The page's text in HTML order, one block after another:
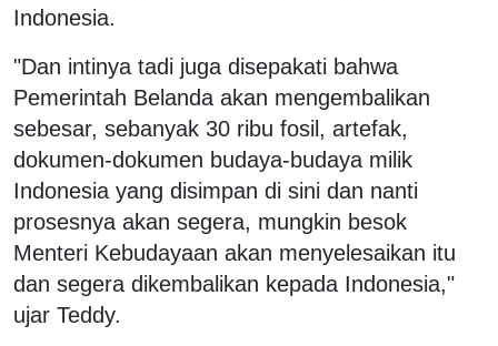
Indonesia.
"Dan intinya tadi juga disepakati bahwa
Pemerintah Belanda akan mengembalikan
sebesar, sebanyak 30 ribu fosil, artefak,
dokumen-dokumen budaya-budaya milik
Indonesia yang disimpan di sini dan nanti
prosesnya akan segera, mungkin besok
Menteri Kebudayaan akan menyelesaikan itu
dan segera dikembalikan kepada Indonesia,"
ujar Teddy.